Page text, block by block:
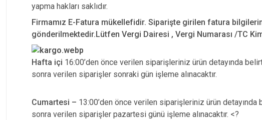
yapma hakları saklıdır.
Firmamız E-Fatura mükellefidir. Siparişte girilen fatura
gönderilmektedir.Lütfen Vergi Dairesi , Vergi Numarası /TC
Hafta içi 16:00’den önce verilen siparişleriniz ürün detayında
sonra verilen siparişler sonraki gün işleme alınacaktır.
Cumartesi – 13:00’den önce verilen siparişleriniz ürün
sonra verilen siparişler pazartesi günü işleme alınacaktır. <?